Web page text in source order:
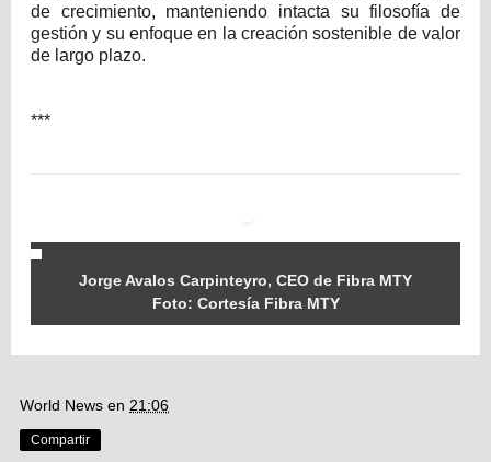
de crecimiento, manteniendo intacta su filosofía de
gestión y su enfoque en la creación sostenible de valor
de largo plazo.
***
Jorge Avalos Carpinteyro, CEO de Fibra MTY
Foto: Cortesía Fibra MTY
World News en 21:06
Compartir